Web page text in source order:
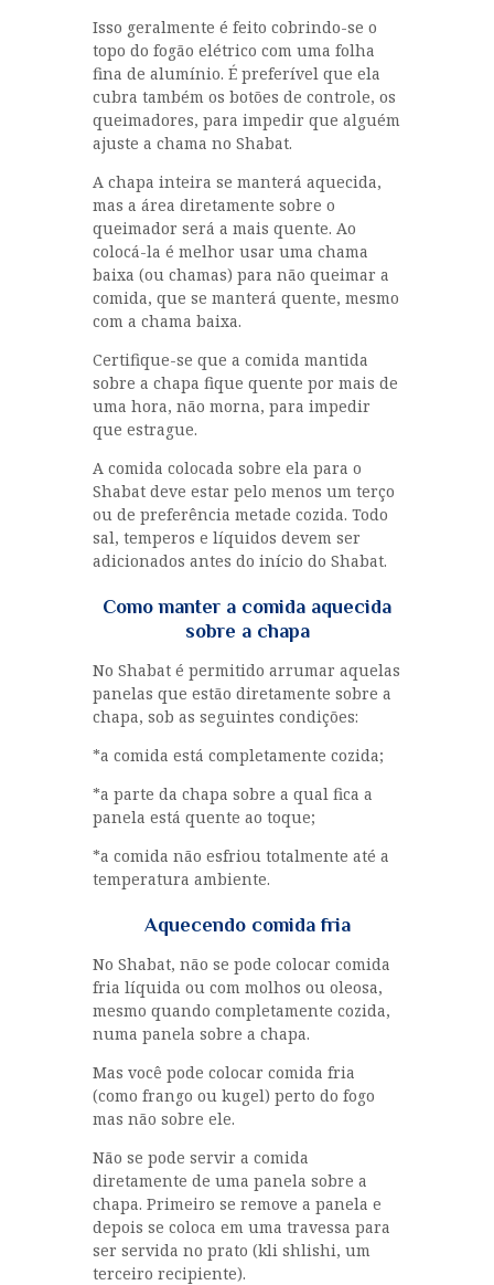
Isso geralmente é feito cobrindo-se o
topo do fogão elétrico com uma folha
fina de alumínio. É preferível que ela
cubra também os botões de controle, os
queimadores, para impedir que alguém
ajuste a chama no Shabat.
A chapa inteira se manterá aquecida,
mas a área diretamente sobre o
queimador será a mais quente. Ao
colocá-la é melhor usar uma chama
baixa (ou chamas) para não queimar a
comida, que se manterá quente, mesmo
com a chama baixa.
Certifique-se que a comida mantida
sobre a chapa fique quente por mais de
uma hora, não morna, para impedir
que estrague.
A comida colocada sobre ela para o
Shabat deve estar pelo menos um terço
ou de preferência metade cozida. Todo
sal, temperos e líquidos devem ser
adicionados antes do início do Shabat.
Como manter a comida aquecida
sobre a chapa
No Shabat é permitido arrumar aquelas
panelas que estão diretamente sobre a
chapa, sob as seguintes condições:
*a comida está completamente cozida;
*a parte da chapa sobre a qual fica a
panela está quente ao toque;
*a comida não esfriou totalmente até a
temperatura ambiente.
Aquecendo comida fria
No Shabat, não se pode colocar comida
fria líquida ou com molhos ou oleosa,
mesmo quando completamente cozida,
numa panela sobre a chapa.
Mas você pode colocar comida fria
(como frango ou kugel) perto do fogo
mas não sobre ele.
Não se pode servir a comida
diretamente de uma panela sobre a
chapa. Primeiro se remove a panela e
depois se coloca em uma travessa para
ser servida no prato (kli shlishi, um
terceiro recipiente).